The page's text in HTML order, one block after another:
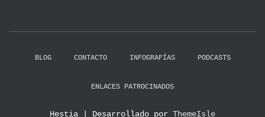
BLOG CONTACTO INFOGRAFÍAS PODCASTS
ENLACES PATROCINADOS
Hestia | Desarrollado por ThemeIsle